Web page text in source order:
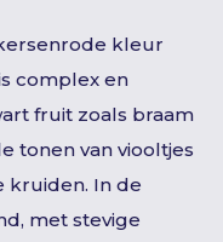
kleur
complex en
fruit zoals braam
tonen van viooltjes
kruiden. In de
met stevige